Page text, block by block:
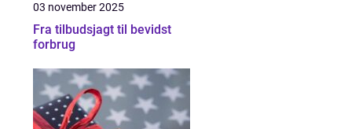
03 november 2025
Fra tilbudsjagt til bevidst
forbrug